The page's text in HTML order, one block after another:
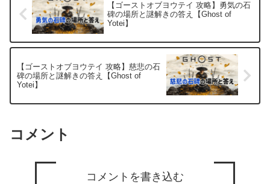
【ゴーストオブヨウテイ 攻略】勇気の石
碑の場所と謎解きの答え【Ghost of
Yotei】
【ゴーストオブヨウテイ 攻略】慈悲の石
碑の場所と謎解きの答え【Ghost of
Yotei】
コメント
コメントを書き込む